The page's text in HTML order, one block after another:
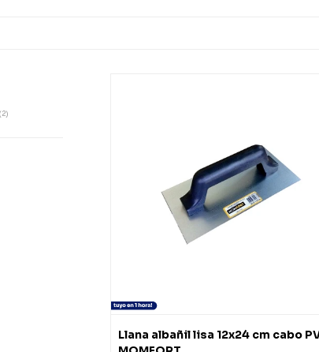
Llana albañil lisa 12x24 cm cabo
(2)